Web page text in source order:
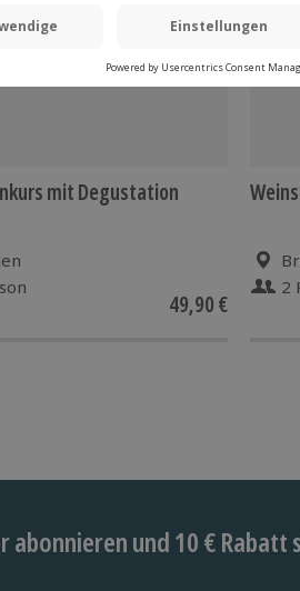
mit Degustation
49,90 €
2
abonnieren und 10 € Rabatt